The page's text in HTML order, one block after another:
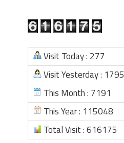
Visit Today : 277
Visit Yesterday : 1795
This Month : 7191
This Year : 115048
Total Visit : 616175